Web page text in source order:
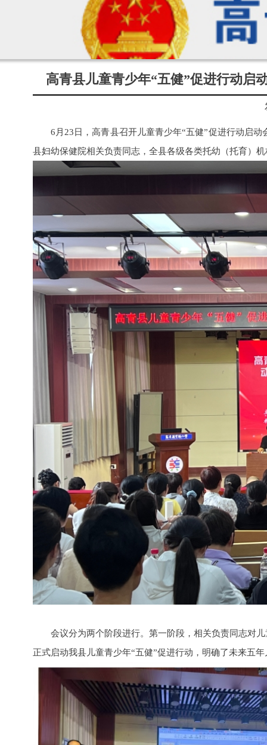
高青县儿童青少年“五健”促进行动启
6月23日，高青县召开儿童青少年“五健”促进行动启
县妇幼保健院相关负责同志，全县各级各类托幼（托育）
会议分为两个阶段进行。第一阶段，相关负责同志对
正式启动我县儿童青少年“五健”促进行动，明确了未来五